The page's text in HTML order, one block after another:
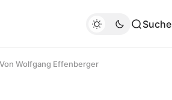
Suche
Wolfgang Effenberger